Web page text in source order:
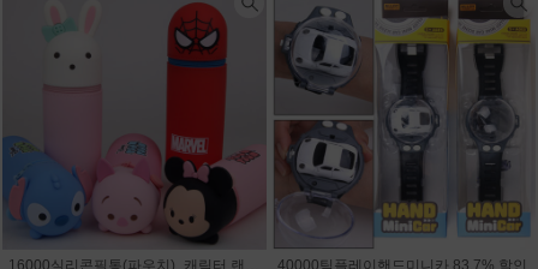
16000실리콘필통(파우치)_캐릭터 랜덤(마블,스티치,디즈니)75.6% 할인
40000팀플레이핸드미니카 83.7% 할인